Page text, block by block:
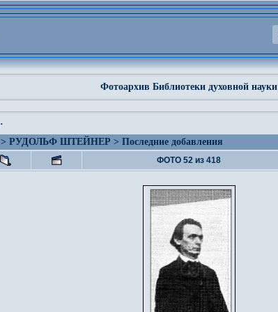
Фотоархив Библиотеки духовной науки
·
> РУДОЛЬФ ШТЕЙНЕР > Последние добавления
ФОТО 52 из 418